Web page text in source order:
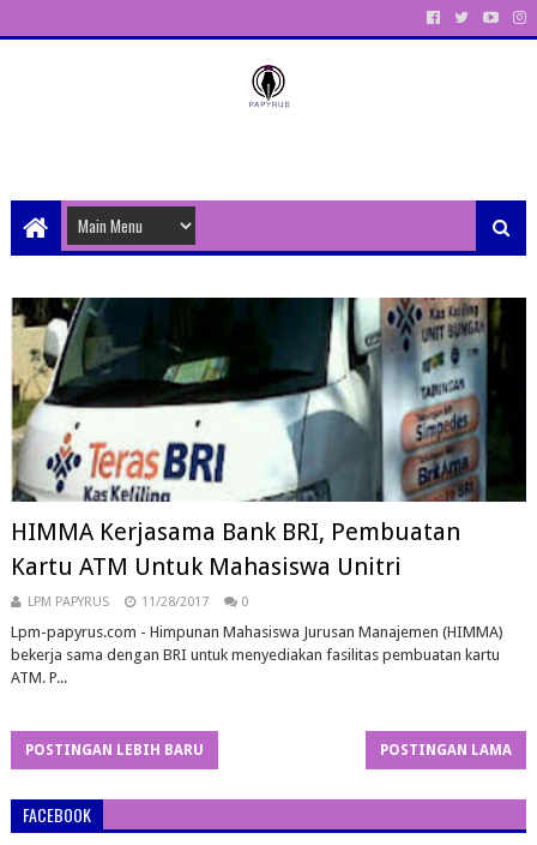
HIMMA Kerjasama Bank BRI, Pembuatan
Kartu ATM Untuk Mahasiswa Unitri
LPM PAPYRUS 11/28/2017 0
Lpm-papyrus.com - Himpunan Mahasiswa Jurusan Manajemen (HIMMA)
bekerja sama dengan BRI untuk menyediakan fasilitas pembuatan kartu
ATM. P...
POSTINGAN LEBIH BARU POSTINGAN LAMA
FACEBOOK